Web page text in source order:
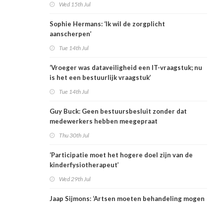
Wed 15th Jul
Sophie Hermans: ‘Ik wil de zorgplicht
aanscherpen’
Tue 14th Jul
‘Vroeger was dataveiligheid een IT-vraagstuk; nu
is het een bestuurlijk vraagstuk’
Tue 14th Jul
Guy Buck: Geen bestuursbesluit zonder dat
medewerkers hebben meegepraat
Thu 30th Jul
‘Participatie moet het hogere doel zijn van de
kinderfysiotherapeut’
Wed 29th Jul
Jaap Sijmons: ‘Artsen moeten behandeling mogen